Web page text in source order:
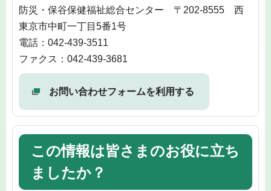
防災・保谷保健福祉総合センター 〒202-8555 西
東京市中町一丁目5番1号
電話：042-439-3511
ファクス：042-439-3681
お問い合わせフォームを利用する
この情報は皆さまのお役に立ち
ましたか？